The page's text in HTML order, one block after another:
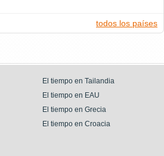
todos los países
El tiempo en Tailandia
El tiempo en EAU
El tiempo en Grecia
El tiempo en Croacia